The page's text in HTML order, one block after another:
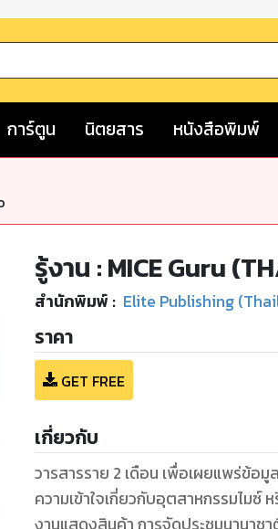
การ์ตูน นิตยสาร หนังสือพิมพ์
รู้งาน : MICE Guru
สำนักพิมพ์ : Elite Publishing
ราคา
GET FREE
เกี่ยวกับ
วารสารราย 2 เดือน เพื่อเผยแพร่ข้อ
ความเข้าใจเกี่ยวกับอุตสาหกรรมไมซ์